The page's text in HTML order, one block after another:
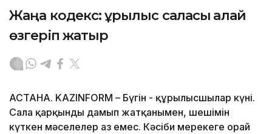
Жаңа кодекс: құрылыс саласы қалай
өзгеріп жатыр
АСТАНА. KAZINFORM – Бүгін - құрылысшылар күні.
Сала қарқынды дамып жатқанымен, шешімін
күткен мәселелер аз емес. Кәсіби мерекеге орай